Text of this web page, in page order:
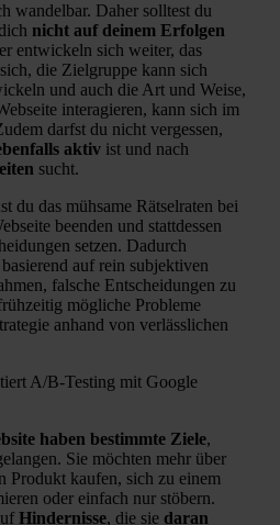
wandelbar. Daher solltest du
nicht auf deinem Erfolgen
entwickeln sich weiter, das
die Zielgruppe kann sich
und auch die Art und Weise,
interagieren, kann sich im
darfst du nicht vergessen,
aktivist und nach
sucht.
du das mühsame Rätselraten bei
beenden und stattdessen
setzen. Dadurch
auf rein subjektiven
falsche Entscheidungen zu
mögliche Probleme
anhand von verlässlichen
haben bestimmte Ziele,
Sie möchten mehr über
Produkt kaufen, sich zu einem
oder einfach nur stöbern.
Hindernisse, die sie daran